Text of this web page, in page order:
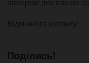
Відмінного шопінгу!
Поділись!